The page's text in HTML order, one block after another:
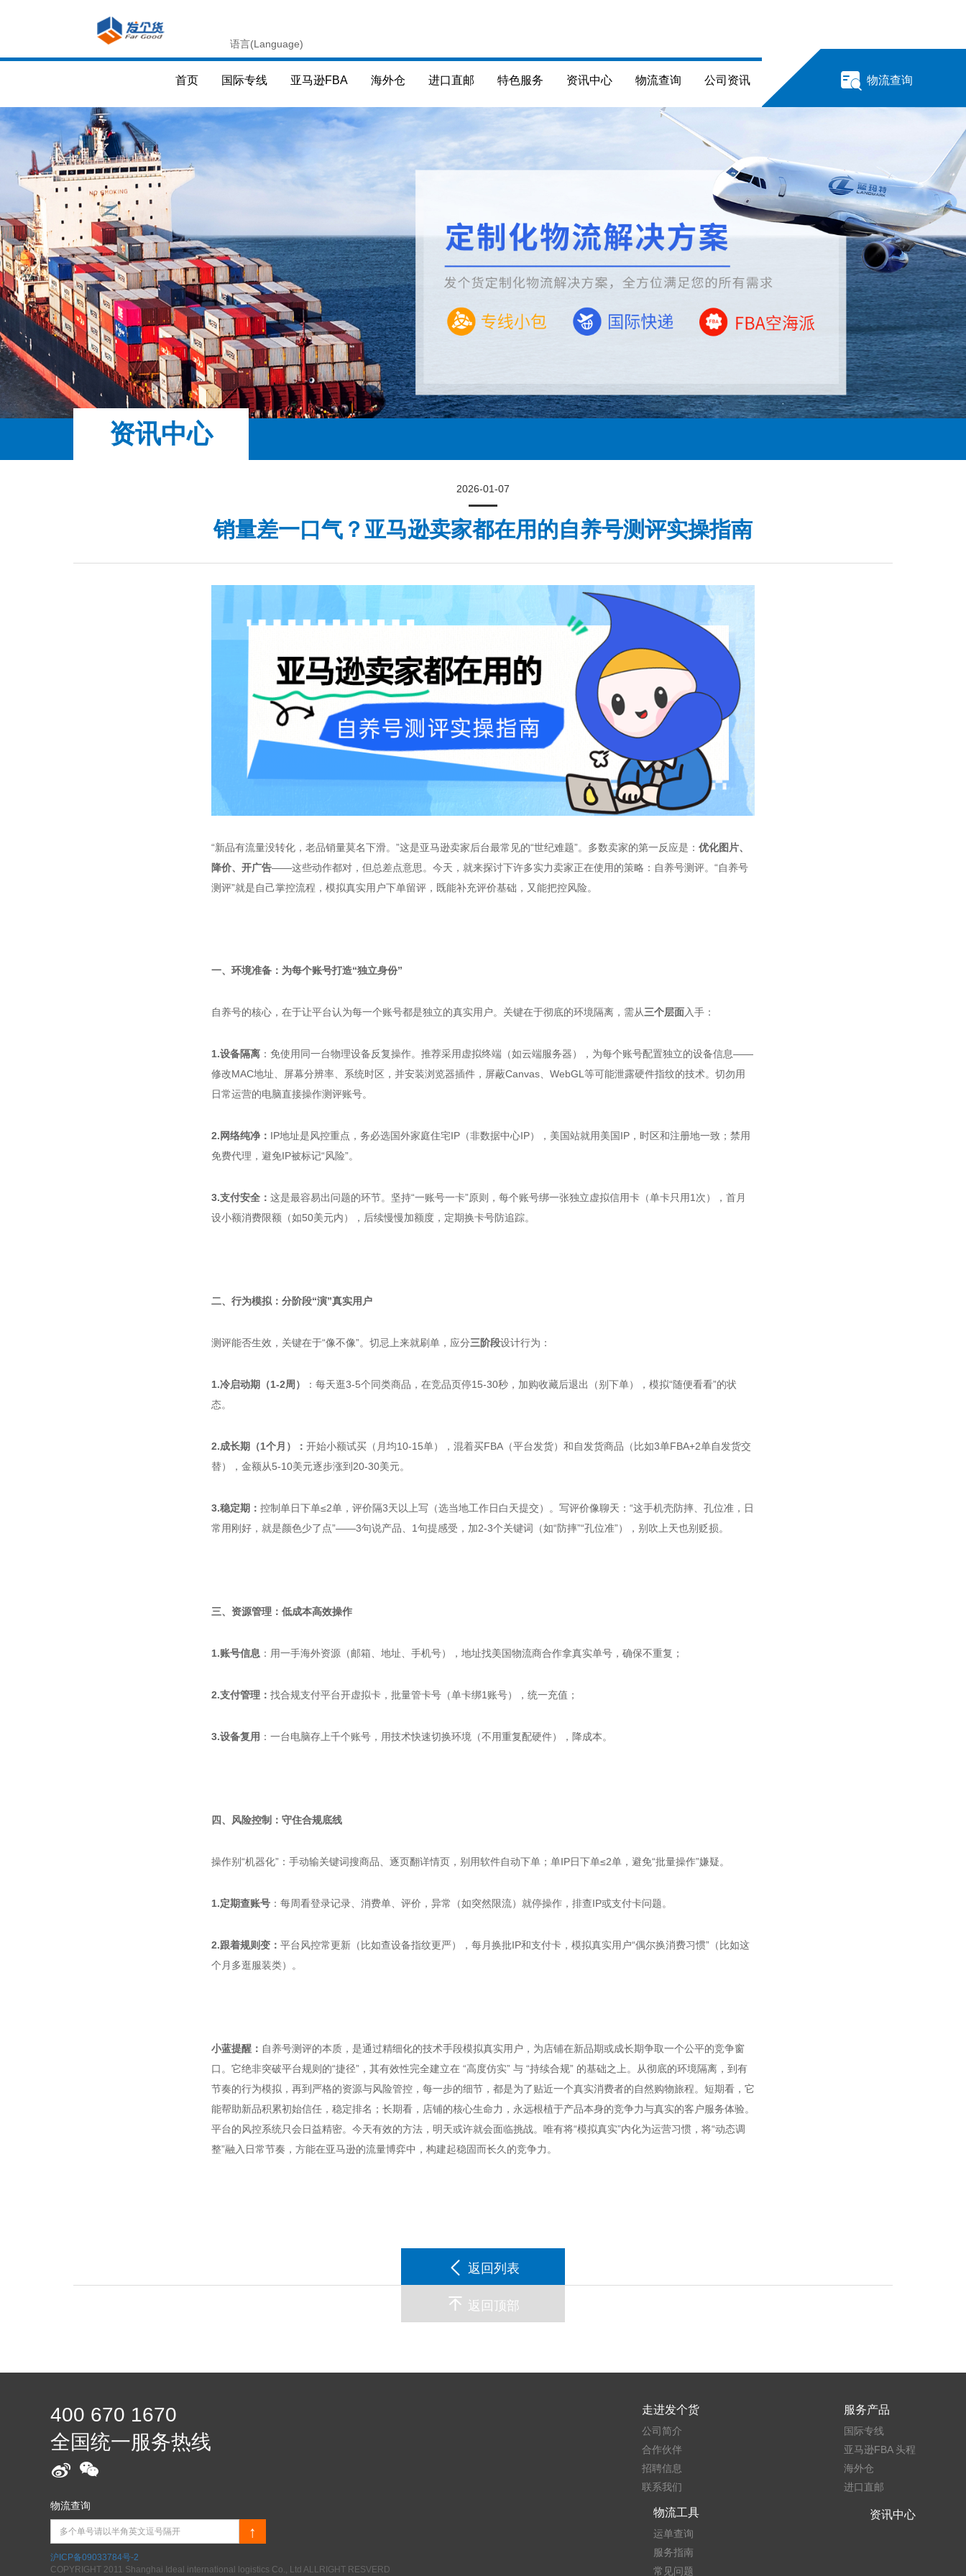
语言(Language)
首页 国际专线 亚马逊FBA 海外仓 进口直邮 特色服务 资讯中心 物流查询 公司资讯 物流查询
资讯中心
2026-01-07
销量差一口气？亚马逊卖家都在用的自养号测评实操指南
“新品有流量没转化，老品销量莫名下滑。”这是亚马逊卖家后台最常见的“世纪难题”。多数卖家的第一反应是： 优化图片、
降价、开广告——这些动作都对，但总差点意思。今天，就来探讨下许多实力卖家正在使用的策略：自养号测评。“自养号
测评”就是自己掌控流程，模拟真实用户下单留评，既能补充评价基础，又能把控风险。
一、环境准备： 为每个账号打造“独立身份”
自养号的核心，在于让平台认为每一个账号都是独立的真实用户。关键在于彻底的环境隔离，需从三个层面入手：
1.设备隔离 ： 免使用同一台物理设备反复操作。推荐采用虚拟终端（如云端服务器），为每个账号配置独立的设备信息——
修改MAC地址、屏幕分辨率、系统时区，并安装浏览器插件，屏蔽Canvas、 WebGL等可能泄露硬件指纹的技术。切勿用
日常运营的电脑直接操作测评账号。
2.网络纯净： IP地址是风控重点，务必选国外家庭住宅IP （非数据中心IP），美国站就用美国IP ，时区和注册地一致；禁用
免费代理，避免IP被标记“风险”。
3.支付安全： 这是最容易出问题的环节。坚持“一账号一卡”原则，每个账号绑一张独立虚拟信用卡（单卡只用1次），首月
设小额消费限额（如50美元内），后续慢慢加额度，定期换卡号防追踪。
二、行为模拟：分阶段“演”真实用户
测评能否生效，关键在于“像不像”。切忌上来就刷单，应分三阶段设计行为：
1.冷启动期（1-2周）
：每天逛3-5个同类商品，在竞品页停15-30秒，加购收藏后退出（别下单），模拟“随便看看”的状
态。
2.成长期（1个月）： 开始小额试买（月均10-15单），混着买FBA（平台发货）和自发货商品（比如3单FBA+2单自发货交
替），金额从5-10美元逐步涨到20-30美元。
3.稳定期： 控制单日下单≤2单，评价隔3天以上写（选当地工作日白天提交）。写评价像聊天：“这手机壳防摔、孔位准，日
常用刚好，就是颜色少了点”——3句说产品、1句提感受，加2-3个关键词（如“防摔”“孔位准”），别吹上天也别贬损。
三、资源管理：低成本高效操作
1.账号信息 ：用一手海外资源（邮箱、地址、手机号），地址找美国物流商合作拿真实单号，确保不重复；
2.支付管理： 找合规支付平台开虚拟卡，批量管卡号（单卡绑1账号），统一充值；
3.设备复用 ：一台电脑存上千个账号，用技术快速切换环境（不用重复配硬件），降成本。
四、风险控制：守住合规底线
操作别“机器化”：手动输关键词搜商品、逐页翻详情页，别用软件自动下单；单IP日下单≤2单，避免“批量操作”嫌疑。
1.定期查账号 ：每周看登录记录、消费单、评价，异常（如突然限流）就停操作，排查IP或支付卡问题。
2.跟着规则变： 平台风控常更新（比如查设备指纹更严），每月换批IP和支付卡，模拟真实用户“偶尔换消费习惯”（比如这
个月多逛服装类）。
小蓝提醒： 自养号测评的本质，是通过精细化的技术手段模拟真实用户，为店铺在新品期或成长期争取一个公平的竞争窗
口。它绝非突破平台规则的“捷径”，其有效性完全建立在 “高度仿实” 与 “持续合规” 的基础之上。从彻底的环境隔离，到有
节奏的行为模拟，再到严格的资源与风险管控，每一步的细节，都是为了贴近一个真实消费者的自然购物旅程。短期看，它
能帮助新品积累初始信任，稳定排名；长期看，店铺的核心生命力，永远根植于产品本身的竞争力与真实的客户服务体验。
平台的风控系统只会日益精密。今天有效的方法，明天或许就会面临挑战。唯有将“模拟真实”内化为运营习惯，将“动态调
整”融入日常节奏，方能在亚马逊的流量博弈中，构建起稳固而长久的竞争力。
返回列表
返回顶部
400 670 1670
全国统一服务热线
物流查询
↑
沪ICP备09033784号-2
COPYRIGHT 2011 Shanghai Ideal international logistics Co., Ltd ALLRIGHT RESVERD
走进发个货
公司简介
合作伙伴
招聘信息
联系我们
服务产品
国际专线
亚马逊FBA 头程
海外仓
进口直邮
物流工具
运单查询
服务指南
常见问题
资讯中心